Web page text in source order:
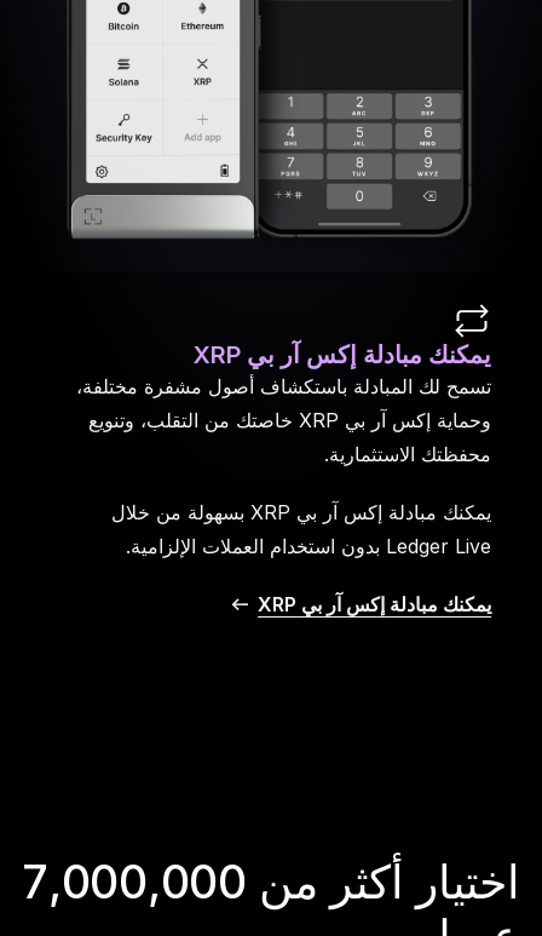
يمكنك مبادلة إكس آر بي XRP
تسمح لك المبادلة باستكشاف أصول مشفرة مختلفة،
وحماية إكس آر بي XRP خاصتك من التقلب، وتنويع
محفظتك الاستثمارية.
يمكنك مبادلة إكس آر بي XRP بسهولة من خلال
Ledger Live بدون استخدام العملات الإلزامية.
يمكنك مبادلة إكس آر بي XRP
اختيار أكثر من 7,000,000